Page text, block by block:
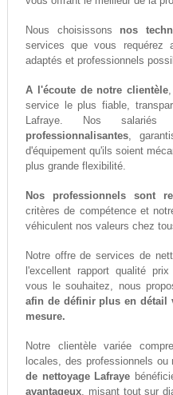
Nous choisissons nos
services que vous requérez
adaptés et professionnels
A l'écoute de notre clientèle
service le plus fiable,
Lafraye. Nos
professionnalisantes,
d'équipement qu'ils soient
plus grande flexibilité.
Nos professionnels sont
critères de compétence et
véhiculent nos valeurs chez
Notre offre de services de
l'excellent rapport qualité
vous le souhaitez, nous
afin de définir plus en détail
mesure.
Notre clientèle variée
locales, des professionnels
de nettoyage Lafraye
avantageux, misant tout sur